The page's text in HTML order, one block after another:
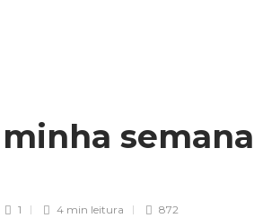
1 4 min leitura 872